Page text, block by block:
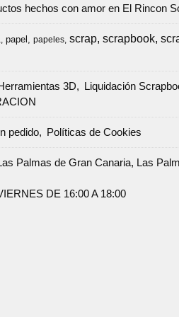
hechos con amor en El Rincon
papel papeles scrap scrapbook
3D Liquidación
pedido Políticas de Cookies
Palmas de Gran Canaria, Las
DE 16:00 A 18:00